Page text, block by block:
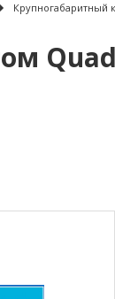
Крупногабаритный